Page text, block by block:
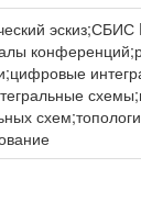
эскиз;СБИС